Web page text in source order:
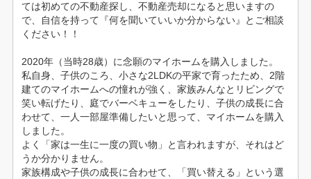
ては初めての不動産探し、不動産売却になると思いますの
で、自信を持って『何を聞いていいか分からない』とご相談
ください！！
2020年（当時28歳）に念願のマイホームを購入しました。
私自身、子供のころ、小さな2LDKの平家で育ったため、2階
建てのマイホームへの憧れが強く、家族みんなとリビングで
笑い転げたり、庭でバーベキューをしたり、子供の成長に合
わせて、一人一部屋準備したいと思って、マイホームを購入
しました。
よく「家は一生に一度の買い物」と言われますが、それはど
うか分かりません。
家族構成や子供の成長に合わせて、「買い替える」という選